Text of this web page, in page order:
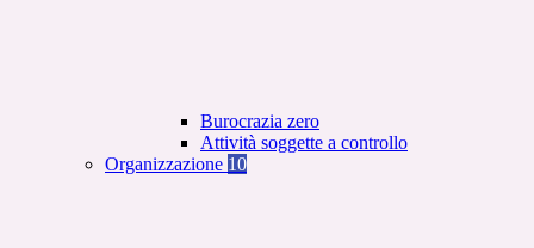
Burocrazia zero
Attività soggette a controllo
Organizzazione 10